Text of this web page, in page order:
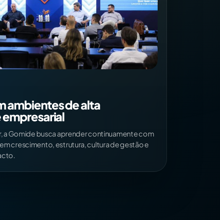
ambientes de alta
a Gomide busca aprender continuamente com
crescimento, estrutura, cultura de gestão e